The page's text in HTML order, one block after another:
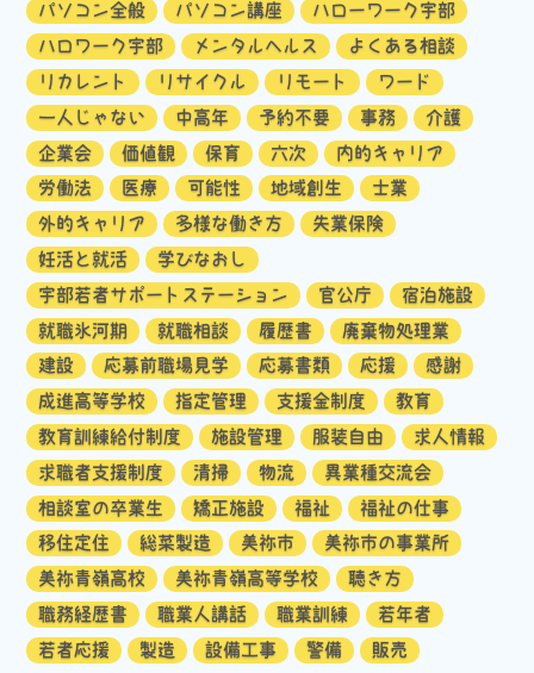
パソコン全般
パソコン講座
ハローワーク宇部
ハロワーク宇部
メンタルヘルス
よくある相談
リカレント
リサイクル リモート
ワード
一人じゃない
中高年 予約不要 事務
介護
企業会
価値観 保育 六次
内的キャリア
労働法
医療 可能性 地域創生
士業
外的キャリア
多様な働き方
失業保険
妊活と就活
学びなおし
宇部若者サポートステーション
官公庁
宿泊施設
就職氷河期
就職相談 履歴書
廃棄物処理業
建設
応募前職場見学 応募書類 応援
感謝
成進高等学校
指定管理 支援金制度
教育
教育訓練給付制度
施設管理 服装自由
求人情報
求職者支援制度
清掃 物流
異業種交流会
相談室の卒業生
矯正施設 福祉
福祉の仕事
移住定住
総菜製造 美祢市
美祢市の事業所
美祢青嶺高校
美祢青嶺高等学校
聴き方
職務経歴書
職業人講話 職業訓練
若年者
若者応援
製造 設備工事 警備
販売